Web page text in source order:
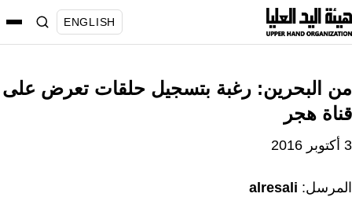
انتقل
إلى
ENGLISH
من البحرين: رغبة بتسجيل حلقات تعرض على
قناة هجر
3 أكتوبر 2016
المرسل: alresali